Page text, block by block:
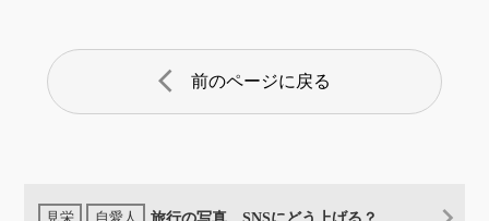
arrow_back_ios 前のページに戻る